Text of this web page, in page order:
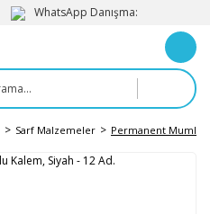
WhatsApp Danışma:
Sarf Malzemeler Permanent Mumlu